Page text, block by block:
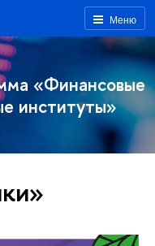
Меню
«Финансовые
институты»